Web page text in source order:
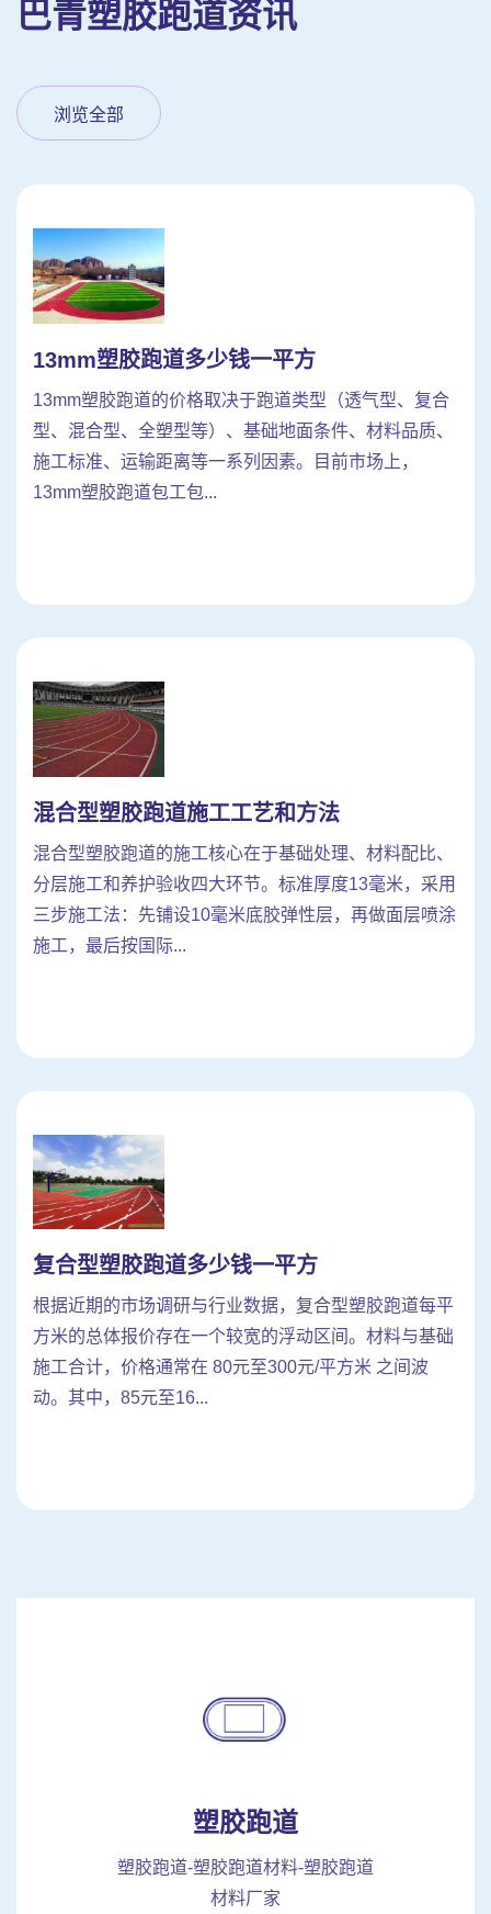
巴青塑胶跑道资讯
浏览全部
13mm塑胶跑道多少钱一平方
13mm塑胶跑道的价格取决于跑道类型（透气型、复合
型、混合型、全塑型等）、基础地面条件、材料品质、
施工标准、运输距离等一系列因素。目前市场上，
13mm塑胶跑道包工包...
混合型塑胶跑道施工工艺和方法
混合型塑胶跑道的施工核心在于基础处理、材料配比、
分层施工和养护验收四大环节。标准厚度13毫米，采用
三步施工法：先铺设10毫米底胶弹性层，再做面层喷涂
施工，最后按国际...
复合型塑胶跑道多少钱一平方
根据近期的市场调研与行业数据，复合型塑胶跑道每平
方米的总体报价存在一个较宽的浮动区间。材料与基础
施工合计，价格通常在 80元至300元/平方米 之间波
动。其中，85元至16...
塑胶跑道
塑胶跑道-塑胶跑道材料-塑胶跑道
材料厂家